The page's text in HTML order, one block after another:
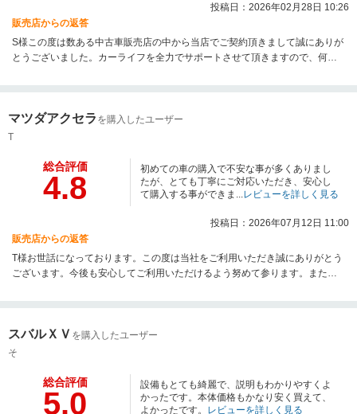
投稿日：2026年02月28日 10:26
販売店からの返答
S様この度は数ある中古車販売店の中から当店でご契約頂きまして誠にありが
とうございました。カーライフを全力でサポートさせて頂きますので、何か
します。
マツダアクセラ を購入したユーザー
T
総合評価
4.8
初めての車の購入で不安な事が多くありまし
たが、とても丁寧にご対応いただき、安心し
て購入する事ができま... レビューを詳しく見る
投稿日：2026年07月12日 11:00
販売店からの返答
T様お世話になっております。この度は当社をご利用いただき誠にありがとう
ございます。今後も安心してご利用いただけるよう努めて参ります。また整
スバルＸＶ を購入したユーザー
そ
総合評価
5.0
設備もとても綺麗で、説明もわかりやすくよ
かったです。本体価格もかなり安く買えて、
よかったです。 レビューを詳しく見る